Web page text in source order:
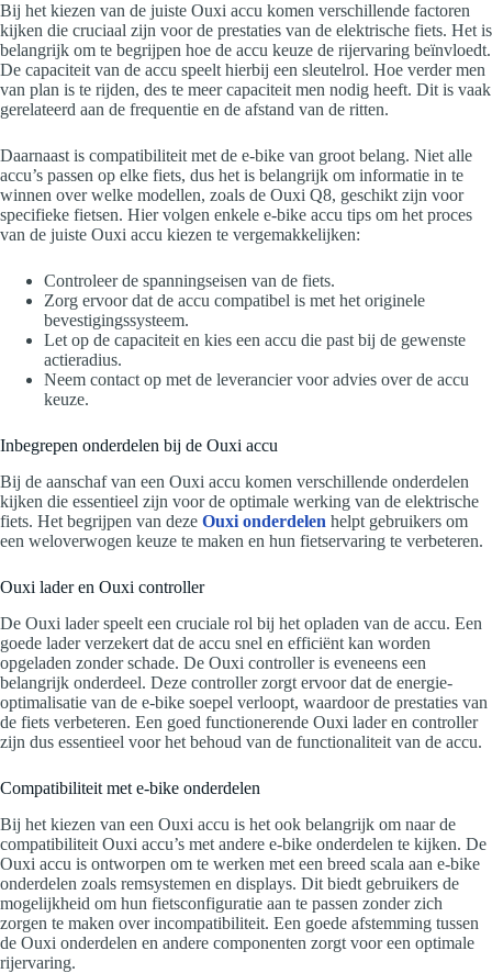
Bij het kiezen van de juiste Ouxi accu komen verschillende factoren
kijken die cruciaal zijn voor de prestaties van de elektrische fiets. Het is
belangrijk om te begrijpen hoe de accu keuze de rijervaring beïnvloedt.
De capaciteit van de accu speelt hierbij een sleutelrol. Hoe verder men
van plan is te rijden, des te meer capaciteit men nodig heeft. Dit is vaak
gerelateerd aan de frequentie en de afstand van de ritten.
Daarnaast is compatibiliteit met de e-bike van groot belang. Niet alle
accu’s passen op elke fiets, dus het is belangrijk om informatie in te
winnen over welke modellen, zoals de Ouxi Q8, geschikt zijn voor
specifieke fietsen. Hier volgen enkele e-bike accu tips om het proces
van de juiste Ouxi accu kiezen te vergemakkelijken:
Controleer de spanningseisen van de fiets.
Zorg ervoor dat de accu compatibel is met het originele
bevestigingssysteem.
Let op de capaciteit en kies een accu die past bij de gewenste
actieradius.
Neem contact op met de leverancier voor advies over de accu
keuze.
Inbegrepen onderdelen bij de Ouxi accu
Bij de aanschaf van een Ouxi accu komen verschillende onderdelen
kijken die essentieel zijn voor de optimale werking van de elektrische
fiets. Het begrijpen van deze Ouxi onderdelen helpt gebruikers om
een weloverwogen keuze te maken en hun fietservaring te verbeteren.
Ouxi lader en Ouxi controller
De Ouxi lader speelt een cruciale rol bij het opladen van de accu. Een
goede lader verzekert dat de accu snel en efficiënt kan worden
opgeladen zonder schade. De Ouxi controller is eveneens een
belangrijk onderdeel. Deze controller zorgt ervoor dat de energie-
optimalisatie van de e-bike soepel verloopt, waardoor de prestaties van
de fiets verbeteren. Een goed functionerende Ouxi lader en controller
zijn dus essentieel voor het behoud van de functionaliteit van de accu.
Compatibiliteit met e-bike onderdelen
Bij het kiezen van een Ouxi accu is het ook belangrijk om naar de
compatibiliteit Ouxi accu’s met andere e-bike onderdelen te kijken. De
Ouxi accu is ontworpen om te werken met een breed scala aan e-bike
onderdelen zoals remsystemen en displays. Dit biedt gebruikers de
mogelijkheid om hun fietsconfiguratie aan te passen zonder zich
zorgen te maken over incompatibiliteit. Een goede afstemming tussen
de Ouxi onderdelen en andere componenten zorgt voor een optimale
rijervaring.